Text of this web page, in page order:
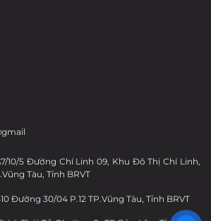
10/5 Đường Chí Linh 09, Khu Đô Thị Chí Linh,
Tàu, Tỉnh BRVT
Đường 30/04 P.12 TP.Vũng Tàu, Tỉnh BRVT